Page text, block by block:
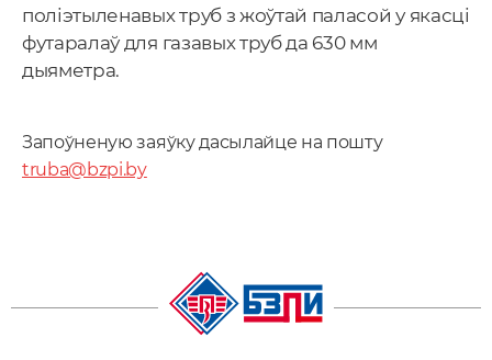
поліэтыленавых труб з жоўтай паласой у якасці
футаралаў для газавых труб да 630 мм
дыяметра.
Запоўненую заяўку дасылайце на пошту
truba@bzpi.by